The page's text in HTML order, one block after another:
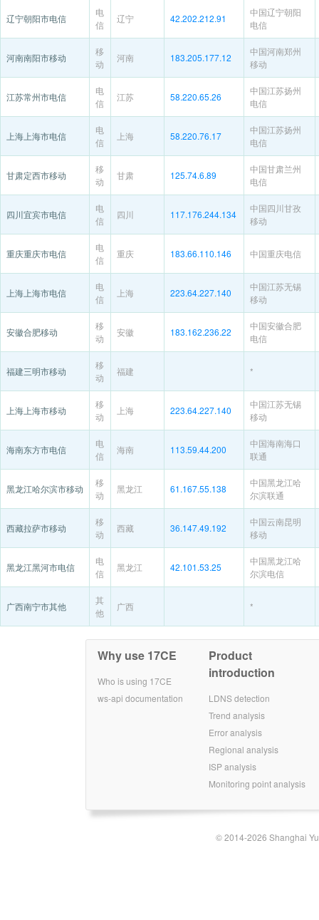
辽宁朝阳市电信
电
信
辽宁 42.202.212.91
中国辽宁朝阳
电信
河南南阳市移动
移
动
河南 183.205.177.12
中国河南郑州
移动
江苏常州市电信
电
信
江苏 58.220.65.26
中国江苏扬州
电信
上海上海市电信
电
信
上海 58.220.76.17
中国江苏扬州
电信
甘肃定西市移动
移
动
甘肃 125.74.6.89
中国甘肃兰州
电信
四川宜宾市电信
电
信
四川 117.176.244.134
中国四川甘孜
移动
重庆重庆市电信
电
信
重庆 183.66.110.146 中国重庆电信
上海上海市电信
电
信
上海 223.64.227.140
中国江苏无锡
移动
安徽合肥移动
移
动
安徽 183.162.236.22
中国安徽合肥
电信
福建三明市移动
移
动
福建 *
上海上海市移动
移
动
上海 223.64.227.140
中国江苏无锡
移动
海南东方市电信
电
信
海南 113.59.44.200
中国海南海口
联通
黑龙江哈尔滨市移动
移
动
黑龙江 61.167.55.138
中国黑龙江哈
尔滨联通
西藏拉萨市移动
移
动
西藏 36.147.49.192
中国云南昆明
移动
黑龙江黑河市电信
电
信
黑龙江 42.101.53.25
中国黑龙江哈
尔滨电信
广西南宁市其他
其
他
广西 *
Why use 17CE
Who is using 17CE
ws-api documentation
Product
introduction
LDNS detection
Trend analysis
Error analysis
Regional analysis
ISP analysis
Monitoring point analysis
© 2014-2026 Shanghai